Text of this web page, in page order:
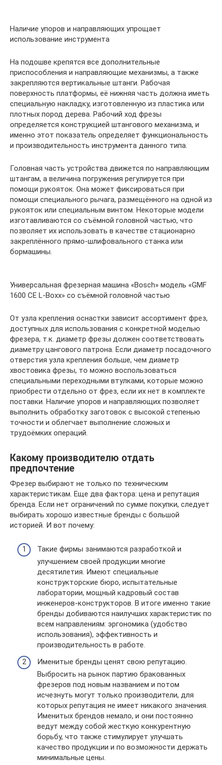
Наличие упоров и направляющих упрощает
использование инструмента
На подошве крепятся все дополнительные
приспособления и направляющие механизмы, а также
закрепляются вертикальные штанги. Рабочая
поверхность платформы, её нижняя часть должна иметь
специальную накладку, изготовленную из пластика или
плотных пород дерева. Рабочий ход фрезы
определяется конструкцией штангового механизма, и
именно этот показатель определяет функциональность
и производительность инструмента данного типа.
Головная часть устройства движется по направляющим
штангам, а величина погружения регулируется при
помощи рукояток. Она может фиксироваться при
помощи специального рычага, размещённого на одной из
рукояток или специальным винтом. Некоторые модели
изготавливаются со съёмной головной частью, что
позволяет их использовать в качестве стационарно
закреплённого прямо-шлифовального станка или
бормашины.
Универсальная фрезерная машина «Bosch» модель «GMF
1600 CE L-Boxx» со съёмной головной частью
От узла крепления оснастки зависит ассортимент фрез,
доступных для использования с конкретной моделью
фрезера, т.к. диаметр фрезы должен соответствовать
диаметру цангового патрона. Если диаметр посадочного
отверстия узла крепления больше, чем диаметр
хвостовика фрезы, то можно воспользоваться
специальными переходными втулками, которые можно
приобрести отдельно от фрез, если их нет в комплекте
поставки. Наличие упоров и направляющих позволяет
выполнить обработку заготовок с высокой степенью
точности и облегчает выполнение сложных и
трудоёмких операций.
Какому производителю отдать
предпочтение
Фрезер выбирают не только по техническим
характеристикам. Еще два фактора: цена и репутация
бренда. Если нет ограничений по сумме покупки, следует
выбирать хорошо известные бренды с большой
историей. И вот почему:
Такие фирмы занимаются разработкой и
улучшением своей продукции многие
десятилетия. Имеют специальные
конструкторские бюро, испытательные
лаборатории, мощный кадровый состав
инженеров-конструкторов. В итоге именно такие
бренды добиваются наилучших характеристик по
всем направлениям: эргономика (удобство
использования), эффективность и
производительность в работе.
Именитые бренды ценят свою репутацию.
Выбросить на рынок партию бракованных
фрезеров под новым названием и потом
исчезнуть могут только производители, для
которых репутация не имеет никакого значения.
Именитых брендов немало, и они постоянно
ведут между собой жесткую конкурентную
борьбу, что также стимулирует улучшать
качество продукции и по возможности держать
минимальные цены.